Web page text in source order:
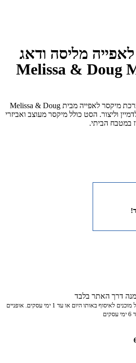
מליסה ודאג
Melissa &
אופים בכיף כמו הגדולים! ערכת מיקסר לאפייה מבית Melissa & Doug
הסט כולל מיקסר מעוצב ואביזרי
האתר בלבד
פריטים שהם לא אופניים בדרך כלל מוכנים לאיסוף באותו היום או עד 1 ימי עסקים. אופניים